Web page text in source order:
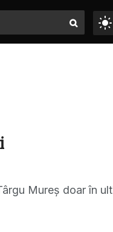
Mureș doar în